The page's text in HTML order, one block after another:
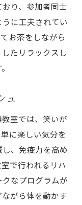
り、参加者同士
に工夫されてい
お茶をしながら
たリラックスし
ュ
室では、笑いが
に楽しい気分を
、免疫力を高め
で行われるリハ
なプログラムが
がら体を動かす